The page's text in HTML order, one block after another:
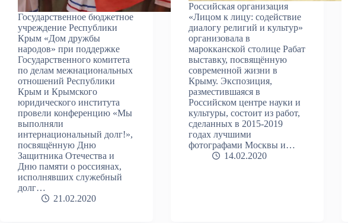
Государственное бюджетное
учреждение Республики
Крым «Дом дружбы
народов» при поддержке
Государственного комитета
по делам межнациональных
отношений Республики
Крым и Крымского
юридического института
провели конференцию «Мы
выполняли
интернациональный долг!»,
посвящённую Дню
Защитника Отечества и
Дню памяти о россиянах,
исполнявших служебный
долг…
21.02.2020
Российская организация
«Лицом к лицу: содействие
диалогу религий и культур»
организовала в
марокканской столице Рабат
выставку, посвящённую
современной жизни в
Крыму. Экспозиция,
разместившаяся в
Российском центре науки и
культуры, состоит из работ,
сделанных в 2015-2019
годах лучшими
фотографами Москвы и…
14.02.2020